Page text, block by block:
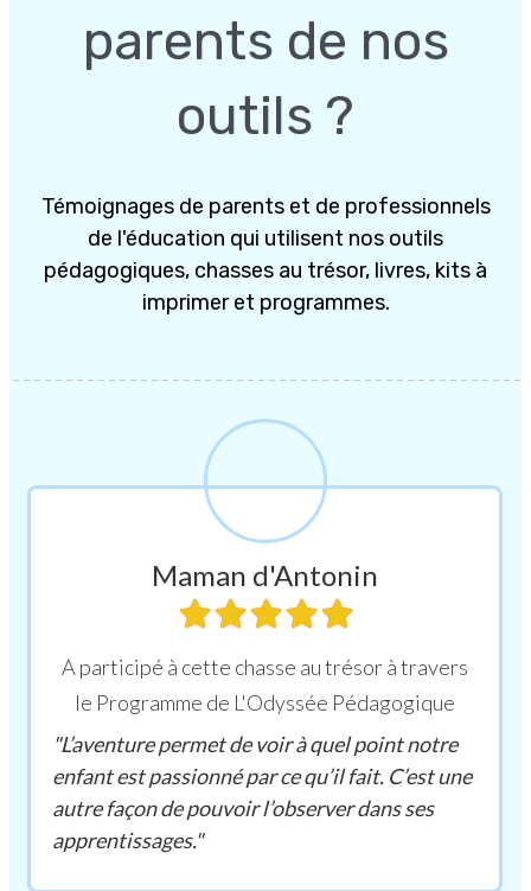
parents de nos
outils ?
Témoignages de parents et de professionnels
de l'éducation qui utilisent nos outils
pédagogiques, chasses au trésor, livres, kits à
imprimer et programmes.
Maman d'Antonin
A participé à cette chasse au trésor à travers
le Programme de L'Odyssée Pédagogique
"L’aventure permet de voir à quel point notre
enfant est passionné par ce qu’il fait. C’est une
autre façon de pouvoir l’observer dans ses
apprentissages."